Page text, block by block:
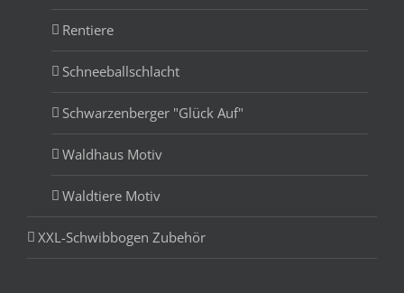
Rentiere
Schneeballschlacht
Schwarzenberger "Glück Auf"
Waldhaus Motiv
Waldtiere Motiv
XXL-Schwibbogen Zubehör